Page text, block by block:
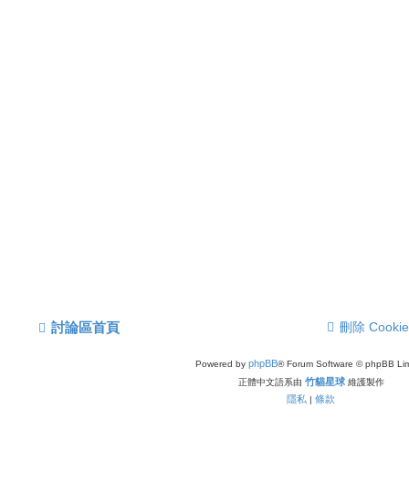
討論區首頁 刪除
Powered by phpBB® Forum Software © phpBB
正體中文語系由 竹貓星球維護製作
隱私 | 條款